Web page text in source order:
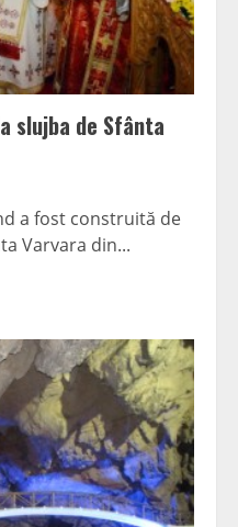
slujba de Sfânta
a fost construită de
Varvara din...